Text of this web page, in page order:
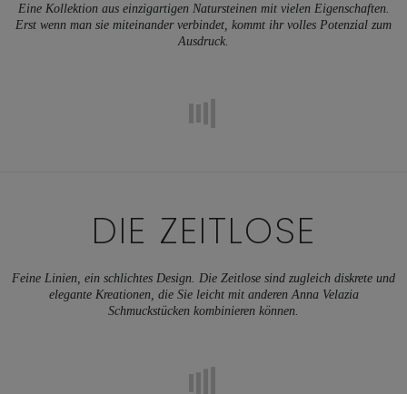
Eine Kollektion aus einzigartigen Natursteinen mit vielen Eigenschaften.
Erst wenn man sie miteinander verbindet, kommt ihr volles Potenzial zum
Ausdruck.
DIE ZEITLOSE
Feine Linien, ein schlichtes Design. Die Zeitlose sind zugleich diskrete und
elegante Kreationen, die Sie leicht mit anderen Anna Velazia
Schmuckstücken kombinieren können.